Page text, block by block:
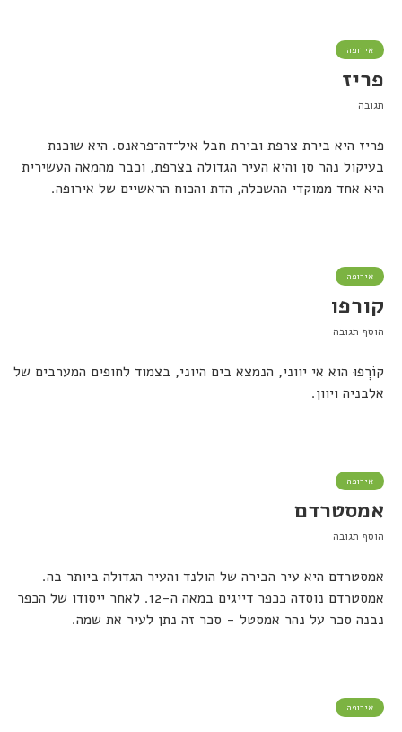
אירופה
פריז
תגובה
פריז היא בירת צרפת ובירת חבל איל־דה־פראנס. היא שוכנת
בעיקול נהר סן והיא העיר הגדולה בצרפת, וכבר מהמאה העשירית
היא אחד ממוקדי ההשכלה, הדת והכוח הראשיים של אירופה.
אירופה
קורפו
הוסף תגובה
קוֹרְְפוּ הוא אי יווני, הנמצא בים היוני, בצמוד לחופים המערבים של
אלבניה ויוון.
אירופה
אמסטרדם
הוסף תגובה
אמסטרדם היא עיר הבירה של הולנד והעיר הגדולה ביותר בה.
אמסטרדם נוסדה ככפר דייגים במאה ה-12. לאחר ייסודו של הכפר
נבנה סכר על נהר אמסטל - סכר זה נתן לעיר את שמה.
אירופה